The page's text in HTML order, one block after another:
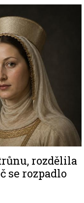
rozdělila
se rozpadlo